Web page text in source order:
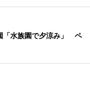
「水族園で夕涼み」 ペ